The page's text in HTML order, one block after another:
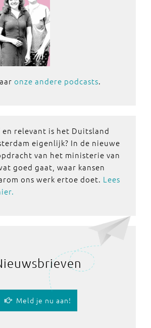
onze andere podcasts.
relevant is het Duitsland
eigenlijk? In de nieuwe
van het ministerie van
goed gaat, waar kansen
ons werk ertoe doet. Lees
Meld je nu aan!